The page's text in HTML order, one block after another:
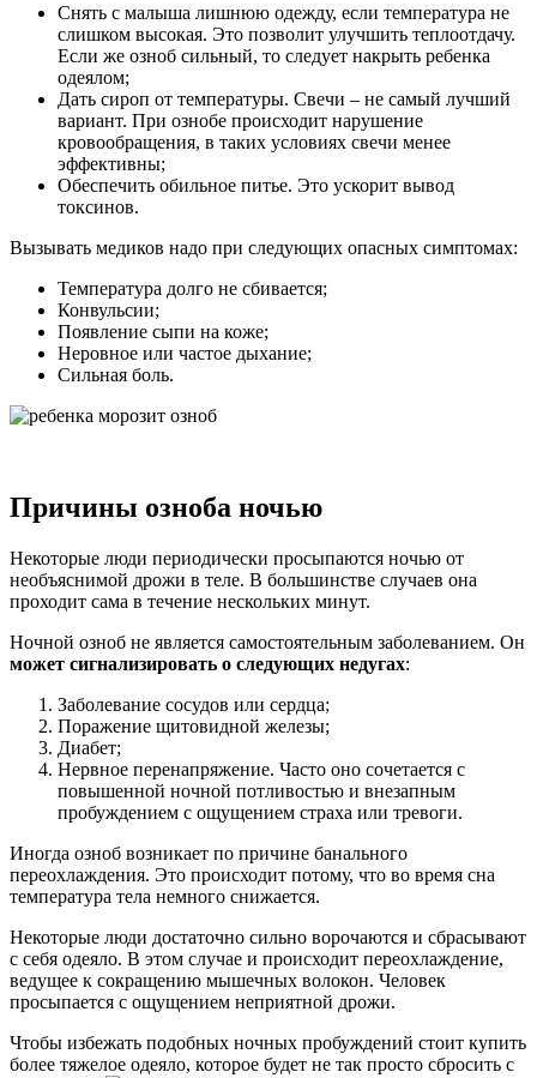
Снять с малыша лишнюю одежду, если температура не
слишком высокая. Это позволит улучшить теплоотдачу.
Если же озноб сильный, то следует накрыть ребенка
одеялом;
Дать сироп от температуры. Свечи – не самый лучший
вариант. При ознобе происходит нарушение
кровообращения, в таких условиях свечи менее
эффективны;
Обеспечить обильное питье. Это ускорит вывод
токсинов.
Вызывать медиков надо при следующих опасных симптомах:
Температура долго не сбивается;
Конвульсии;
Появление сыпи на коже;
Неровное или частое дыхание;
Сильная боль.
Причины озноба ночью
Некоторые люди периодически просыпаются ночью от
необъяснимой дрожи в теле. В большинстве случаев она
проходит сама в течение нескольких минут.
Ночной озноб не является самостоятельным заболеванием. Он
может сигнализировать о следующих недугах:
Заболевание сосудов или сердца;
Поражение щитовидной железы;
Диабет;
Нервное перенапряжение. Часто оно сочетается с
повышенной ночной потливостью и внезапным
пробуждением с ощущением страха или тревоги.
Иногда озноб возникает по причине банального
переохлаждения. Это происходит потому, что во время сна
температура тела немного снижается.
Некоторые люди достаточно сильно ворочаются и сбрасывают
с себя одеяло. В этом случае и происходит переохлаждение,
ведущее к сокращению мышечных волокон. Человек
просыпается с ощущением неприятной дрожи.
Чтобы избежать подобных ночных пробуждений стоит купить
более тяжелое одеяло, которое будет не так просто сбросить с